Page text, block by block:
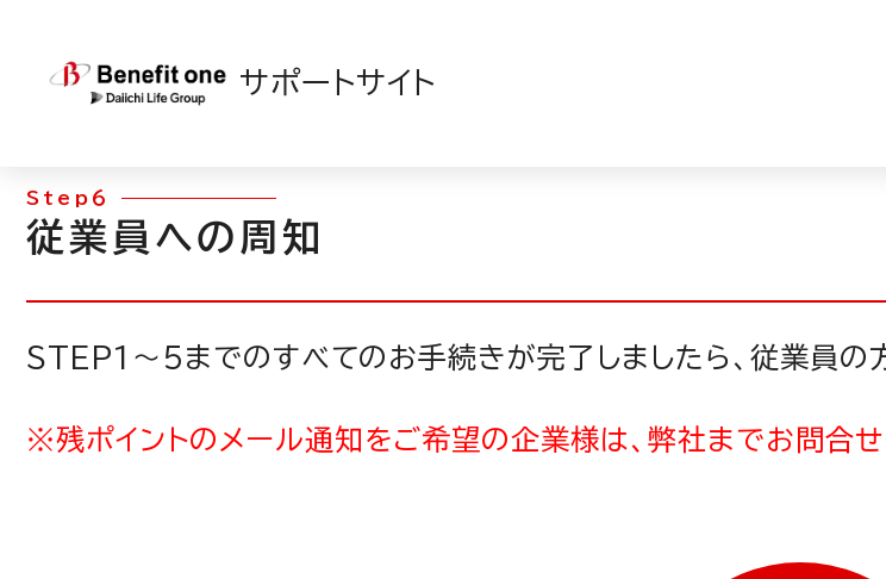
サポートサイト
Step６
従業員への周知
STEP1～５までのすべてのお手続きが完了しましたら、従業員の
※残ポイントのメール通知をご希望の企業様は、弊社までお問合せ